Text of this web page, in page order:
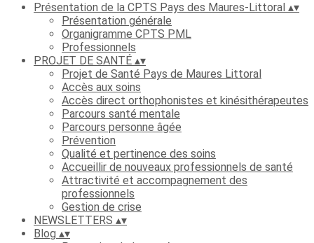
Présentation de la CPTS Pays des Maures-Littoral ▴▾
Présentation générale
Organigramme CPTS PML
Professionnels
PROJET DE SANTÉ ▴▾
Projet de Santé Pays de Maures Littoral
Accès aux soins
Accès direct orthophonistes et kinésithérapeutes
Parcours santé mentale
Parcours personne âgée
Prévention
Qualité et pertinence des soins
Accueillir de nouveaux professionnels de santé
Attractivité et accompagnement des
professionnels
Gestion de crise
NEWSLETTERS ▴▾
Blog ▴▾